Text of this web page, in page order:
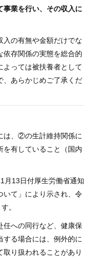
事業を行い、その収入に
入の有無や金額だけでな
依存関係の実態を総合的
よっては被扶養者として
、あらかじめご了承くだ
は、②の生計維持関係に
を有していること（国内
月13日付厚生労働省通知
いて」により示され、令
。
任への同行など、健康保
する場合には、例外的に
り扱われることがあり